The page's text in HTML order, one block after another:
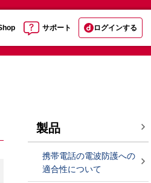
サポート ログインする
製品
携帯電話の電波防護への
適合性について